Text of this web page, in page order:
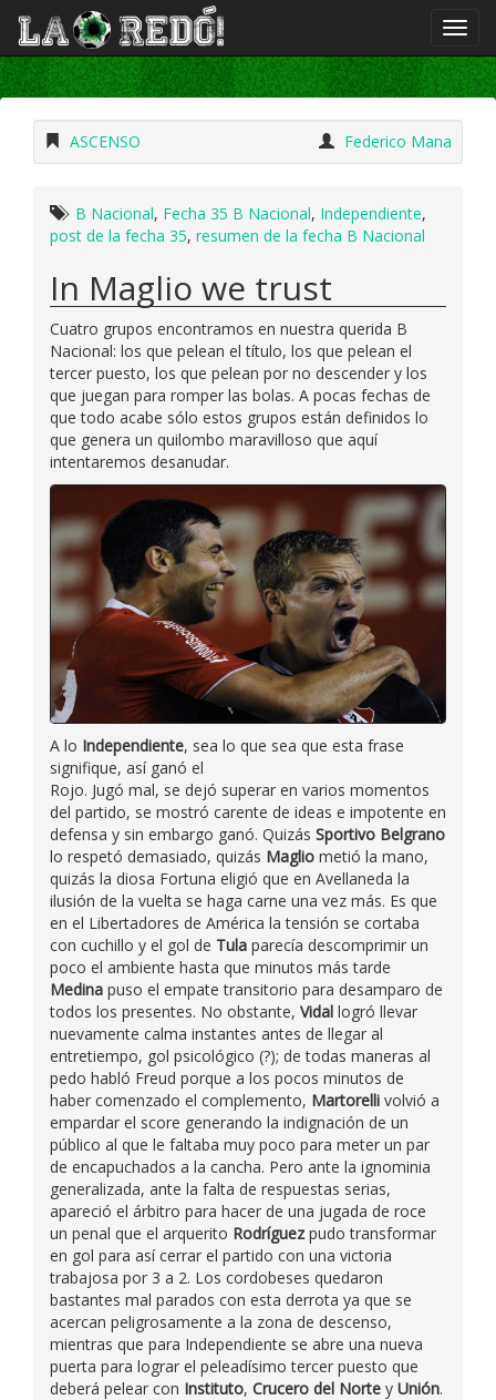
ASCENSO Federico Mana
B Nacional, Fecha 35 B Nacional, Independiente,
post de la fecha 35, resumen de la fecha B Nacional
In Maglio we trust
Cuatro grupos encontramos en nuestra querida B
Nacional: los que pelean el título, los que pelean el
tercer puesto, los que pelean por no descender y los
que juegan para romper las bolas. A pocas fechas de
que todo acabe sólo estos grupos están definidos lo
que genera un quilombo maravilloso que aquí
intentaremos desanudar.
A lo Independiente, sea lo que sea que esta frase
signifique, así ganó el
Rojo. Jugó mal, se dejó superar en varios momentos
del partido, se mostró carente de ideas e impotente en
defensa y sin embargo ganó. Quizás Sportivo Belgrano
lo respetó demasiado, quizás Maglio metió la mano,
quizás la diosa Fortuna eligió que en Avellaneda la
ilusión de la vuelta se haga carne una vez más. Es que
en el Libertadores de América la tensión se cortaba
con cuchillo y el gol de Tula parecía descomprimir un
poco el ambiente hasta que minutos más tarde
Medina puso el empate transitorio para desamparo de
todos los presentes. No obstante, Vidal logró llevar
nuevamente calma instantes antes de llegar al
entretiempo, gol psicológico (?); de todas maneras al
pedo habló Freud porque a los pocos minutos de
haber comenzado el complemento, Martorelli volvió a
empardar el score generando la indignación de un
público al que le faltaba muy poco para meter un par
de encapuchados a la cancha. Pero ante la ignominia
generalizada, ante la falta de respuestas serias,
apareció el árbitro para hacer de una jugada de roce
un penal que el arquerito Rodríguez pudo transformar
en gol para así cerrar el partido con una victoria
trabajosa por 3 a 2. Los cordobeses quedaron
bastantes mal parados con esta derrota ya que se
acercan peligrosamente a la zona de descenso,
mientras que para Independiente se abre una nueva
puerta para lograr el peleadísimo tercer puesto que
deberá pelear con Instituto, Crucero del Norte y Unión.